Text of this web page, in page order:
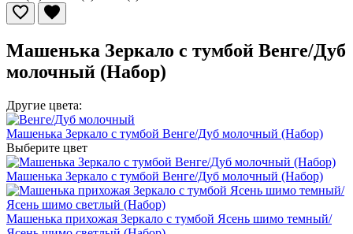
Машенька Зеркало с тумбой Венге/Дуб
молочный (Набор)
Другие цвета:
Машенька Зеркало с тумбой Венге/Дуб молочный (Набор)
Выберите цвет
Машенька Зеркало с тумбой Венге/Дуб молочный (Набор)
Машенька прихожая Зеркало с тумбой Ясень шимо темный/